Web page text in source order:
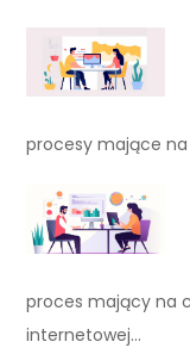
procesy mające
proces mający na
internetowej…